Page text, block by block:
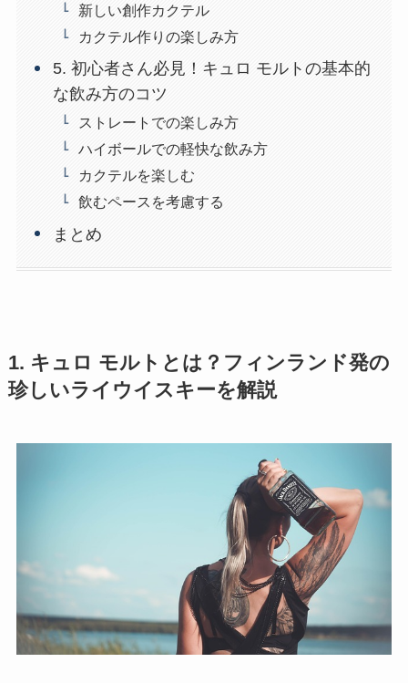
新しい創作カクテル
カクテル作りの楽しみ方
5. 初心者さん必見！キュロ モルトの基本的
な飲み方のコツ
ストレートでの楽しみ方
ハイボールでの軽快な飲み方
カクテルを楽しむ
飲むペースを考慮する
まとめ
1. キュロ モルトとは？フィンランド発の
珍しいライウイスキーを解説